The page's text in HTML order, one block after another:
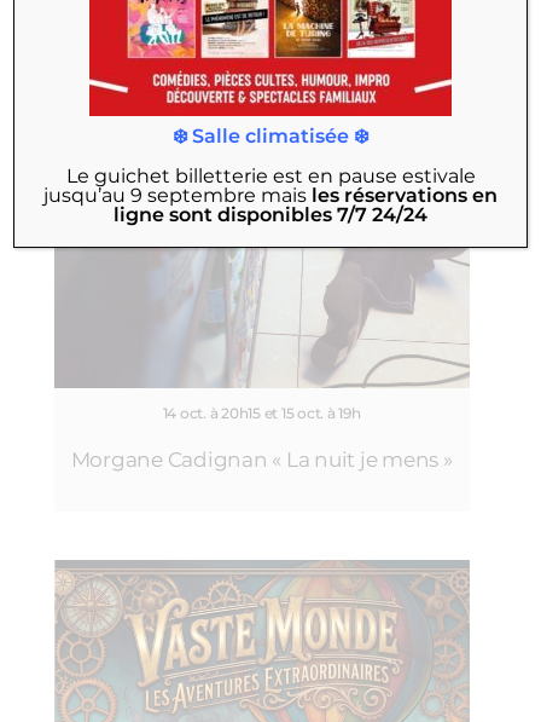
14 oct. à 20h15 et 15 oct. à 19h
Morgane Cadignan « La nuit je mens »
❄️ Salle climatisée ❄️
Le guichet billetterie est en pause estivale
jusqu’au 9 septembre mais les réservations en
ligne sont disponibles 7/7 24/24